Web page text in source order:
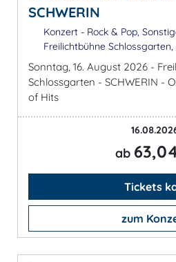
SCHWERIN
Konzert - Rock & Pop,
Freilichtbühne Schlossgarten,
Sonntag, 16. August 2026 -
Schlossgarten - SCHWERIN -
of Hits
ab
Tickets
zum